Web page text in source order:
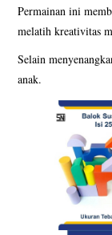
Permainan ini
melatih kreativitas
Selain
anak.